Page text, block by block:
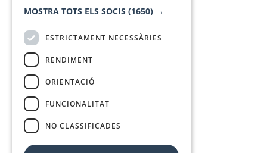
MOSTRA TOTS ELS SOCIS (1650) →
ESTRICTAMENT NECESSÀRIES
RENDIMENT
ORIENTACIÓ
FUNCIONALITAT
NO CLASSIFICADES